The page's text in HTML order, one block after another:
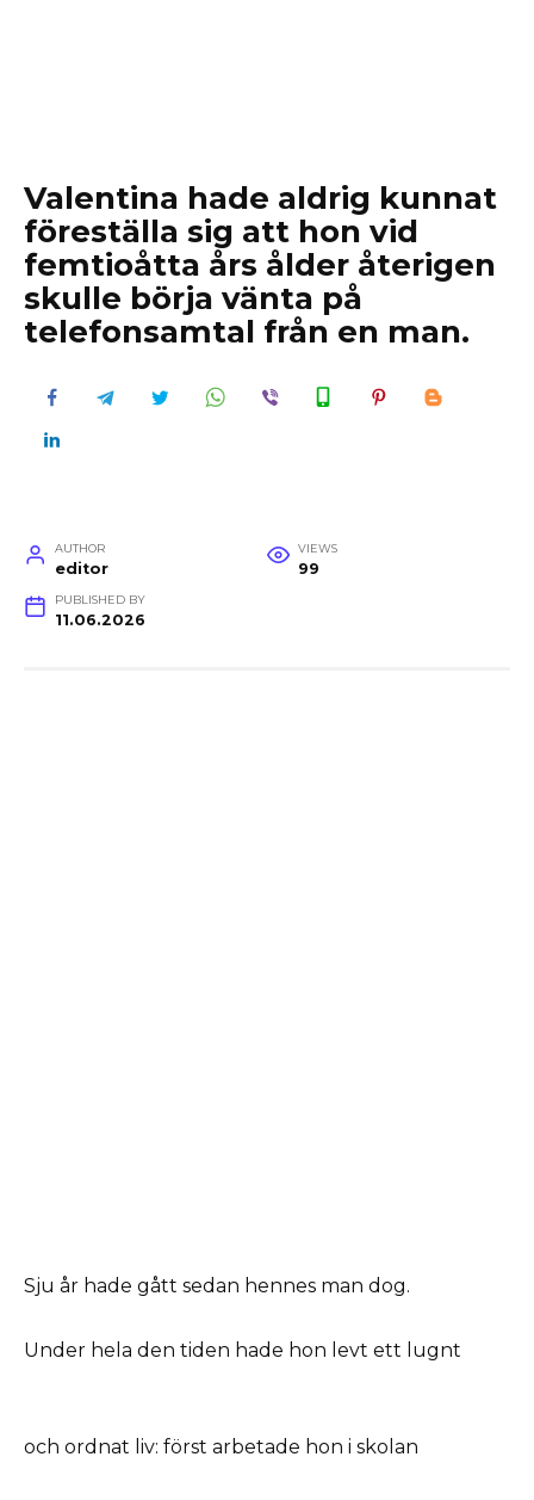
Valentina hade aldrig kunnat
föreställa sig att hon vid
femtioåtta års ålder återigen
skulle börja vänta på
telefonsamtal från en man.
AUTHOR
editor
VIEWS
99
PUBLISHED BY
11.06.2026
Sju år hade gått sedan hennes man dog.
Under hela den tiden hade hon levt ett lugnt
och ordnat liv: först arbetade hon i skolan